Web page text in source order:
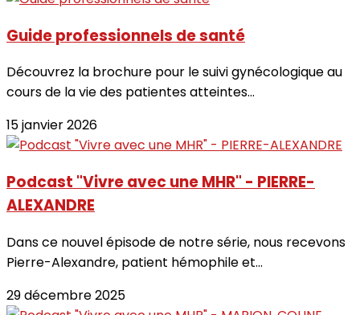
Guide professionnels de santé
Découvrez la brochure pour le suivi gynécologique au
cours de la vie des patientes atteintes...
15 janvier 2026
Podcast "Vivre avec une MHR" - PIERRE-
ALEXANDRE
Dans ce nouvel épisode de notre série, nous recevons
Pierre-Alexandre, patient hémophile et...
29 décembre 2025